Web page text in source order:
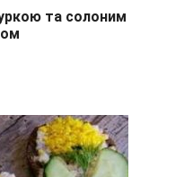
та солоним